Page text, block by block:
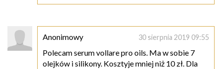
Anonimowy 30 sierpnia 2019 09:55
Polecam serum vollare pro oils. Ma w sobie 7
olejków i silikony. Kosztyje mniej niż 10 zł. Dla